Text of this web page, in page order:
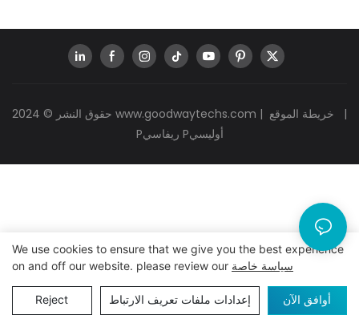
www.goodwaytechs.com |
|
Pريفاسي Pأوليسي
We use cookies to ensure that we give you the best experience
on and off our website. please review our سياسة خاصة
Reject إعدادات ملفات تعريف الارتباط أوافق الآن